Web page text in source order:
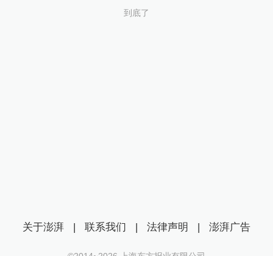
到底了
关于澎湃 | 联系我们 | 法律声明 | 澎湃广告